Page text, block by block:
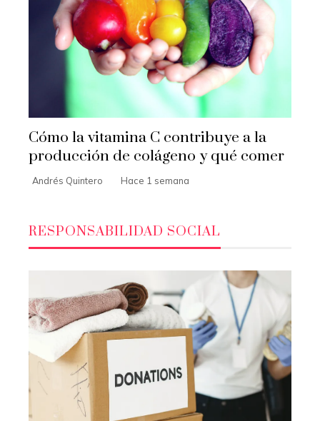
Cómo la vitamina C contribuye a la
producción de colágeno y qué comer
Andrés Quintero Hace 1 semana
RESPONSABILIDAD SOCIAL